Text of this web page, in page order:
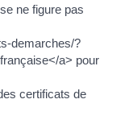
ne figure pas
demarches/?
a> pour
certificats de